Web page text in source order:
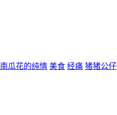
南瓜花的纯情 美食 经痛 猪猪公仔